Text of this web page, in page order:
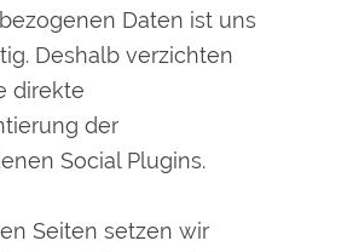
Daten ist uns
Deshalb verzichten
direkte
der
Social Plugins.
Seiten setzen wir